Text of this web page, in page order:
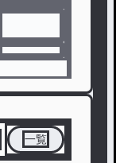
一覧